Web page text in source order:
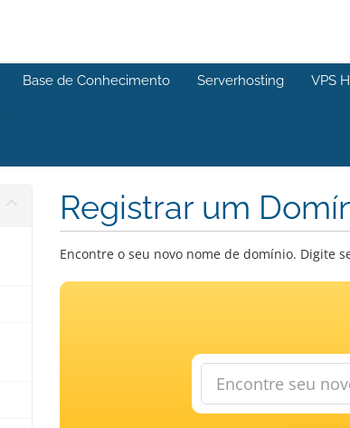
Base de Conhecimento Serverhosting VPS
Registrar um
Encontre o seu novo nome de domínio. Digite